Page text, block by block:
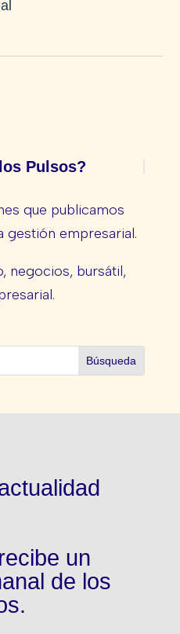
Pulsos?
que publicamos
gestión empresarial.
negocios, bursátil,
un
de los